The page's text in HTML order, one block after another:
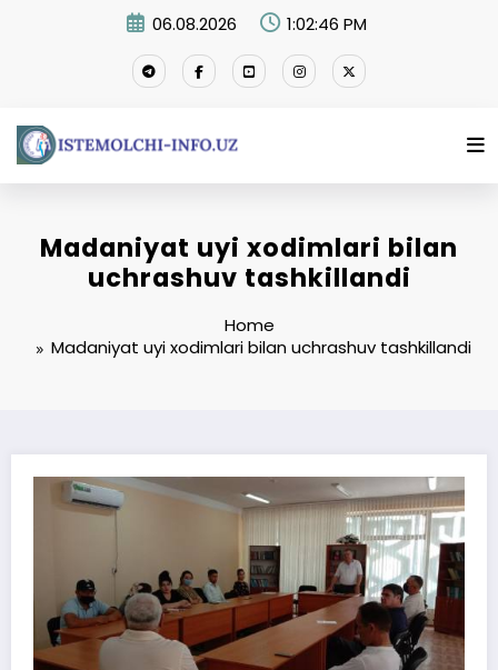
06.08.2026 1:02:46 PM
Madaniyat uyi xodimlari bilan
uchrashuv tashkillandi
Home
Madaniyat uyi xodimlari bilan uchrashuv tashkillandi